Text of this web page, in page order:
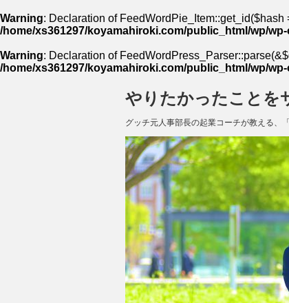
Warning: Declaration of
/home/xs361297/koyamahiroki.com/public_html/wp/
Warning: Declaration of
/home/xs361297/koyamahiroki.com/public_html/wp/
やりたかったことを
グッチ元人事部長の起業コーチが教える、